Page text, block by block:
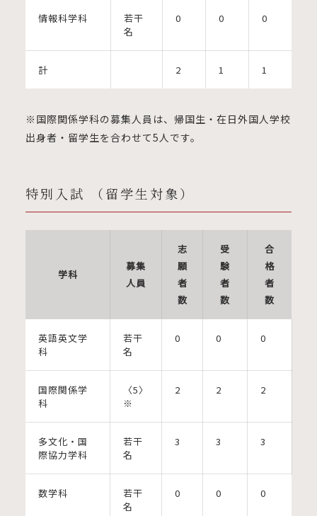
情報科学科
若干
名
0 0 0
計 2 1 1
※国際関係学科の募集人員は、帰国生・在日外国人学校
出身者・留学生を合わせて5人です。
特別入試 （留学生対象）
学科
募集
人員
志
願
者
数
受
験
者
数
合
格
者
数
英語英文学
科
若干
名
0 0 0
国際関係学
科
〈5〉
※
2 2 2
多文化・国
際協力学科
若干
名
3 3 3
数学科
若干
名
0 0 0